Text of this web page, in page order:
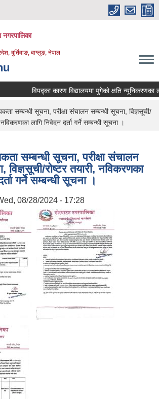
नगरपालिका
बुर्तिवाङ, बाग्लुङ, नेपाल
विपद्का कारण विद्यालयमा पुगेको क्षति न्यूनिकरणका
सम्बन्धी सूचना, परीक्षा संचालन सम्बन्धी सूचना, विज्ञसूची/
नविकरणका लागि निवेदन दर्ता गर्ने सम्बन्धी सूचना ।
सम्बन्धी सूचना, परीक्षा संचालन
विज्ञसूची/रोष्टर तयारी, नविकरणका
गर्ने सम्बन्धी सूचना ।
08/28/2024 - 17:28